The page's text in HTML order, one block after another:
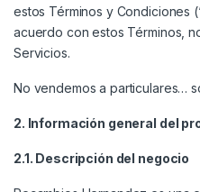
estos Términos y Condiciones
acuerdo con estos Términos,
Servicios.
No vendemos a particulares…
2. Información general del
2.1. Descripción del negocio